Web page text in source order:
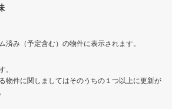
済み（予定含む）の物件に表示されます。
物件に関しましてはそのうちの１つ以上に更新が